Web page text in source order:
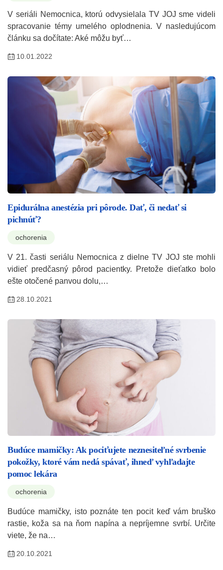
V seriáli Nemocnica, ktorú odvysielala TV JOJ sme videli
spracovanie témy umelého oplodnenia. V nasledujúcom
článku sa dočítate: Aké môžu byť…
10.01.2022
Epidurálna anestézia pri pôrode. Dať, či nedať si
pichnúť?
ochorenia
V 21. časti seriálu Nemocnica z dielne TV JOJ ste mohli
vidieť predčasný pôrod pacientky. Pretože dieťatko bolo
ešte otočené panvou dolu,…
28.10.2021
Budúce mamičky: Ak pociťujete neznesiteľné svrbenie
pokožky, ktoré vám nedá spávať, ihneď vyhľadajte
pomoc lekára
ochorenia
Budúce mamičky, isto poznáte ten pocit keď vám bruško
rastie, koža sa na ňom napína a nepríjemne svrbí. Určite
viete, že na…
20.10.2021